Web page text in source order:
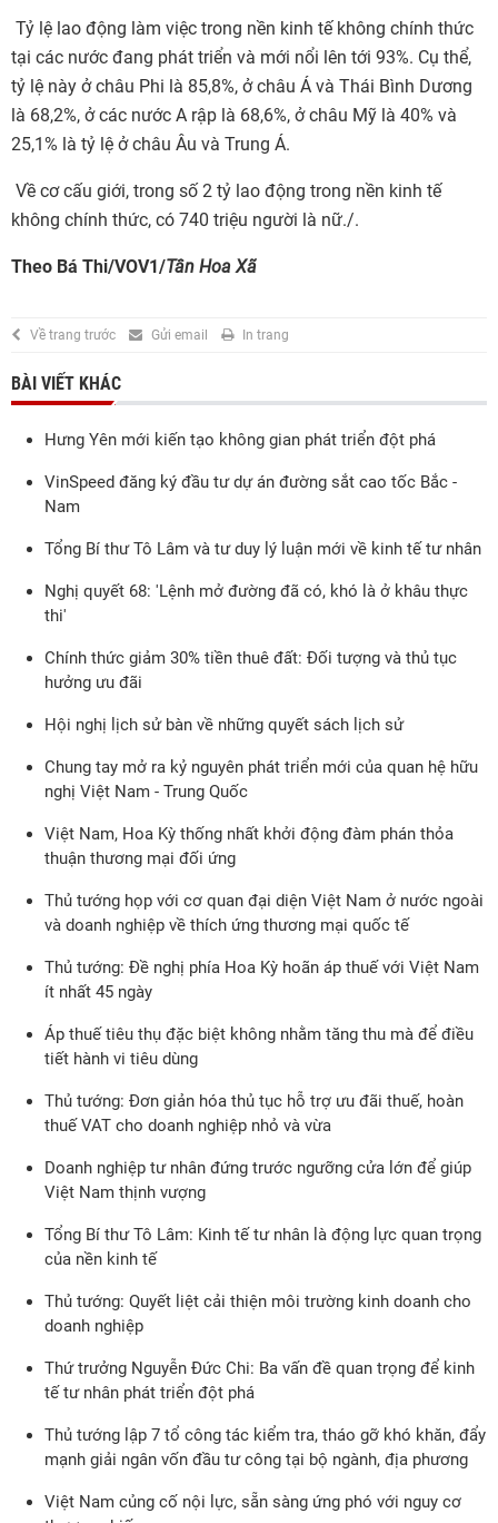
Tỷ lệ lao động làm việc trong nền kinh tế không chính thức
tại các nước đang phát triển và mới nổi lên tới 93%. Cụ thể,
tỷ lệ này ở châu Phi là 85,8%, ở châu Á và Thái Bình Dương
là 68,2%, ở các nước A rập là 68,6%, ở châu Mỹ là 40% và
25,1% là tỷ lệ ở châu Âu và Trung Á.
Về cơ cấu giới, trong số 2 tỷ lao động trong nền kinh tế
không chính thức, có 740 triệu người là nữ./.
Theo Bá Thi/VOV1/Tân Hoa Xã
Về trang trước Gửi email In trang
BÀI VIẾT KHÁC
Hưng Yên mới kiến tạo không gian phát triển đột phá
VinSpeed đăng ký đầu tư dự án đường sắt cao tốc Bắc -
Nam
Tổng Bí thư Tô Lâm và tư duy lý luận mới về kinh tế tư nhân
Nghị quyết 68: 'Lệnh mở đường đã có, khó là ở khâu thực
thi'
Chính thức giảm 30% tiền thuê đất: Đối tượng và thủ tục
hưởng ưu đãi
Hội nghị lịch sử bàn về những quyết sách lịch sử
Chung tay mở ra kỷ nguyên phát triển mới của quan hệ hữu
nghị Việt Nam - Trung Quốc
Việt Nam, Hoa Kỳ thống nhất khởi động đàm phán thỏa
thuận thương mại đối ứng
Thủ tướng họp với cơ quan đại diện Việt Nam ở nước ngoài
và doanh nghiệp về thích ứng thương mại quốc tế
Thủ tướng: Đề nghị phía Hoa Kỳ hoãn áp thuế với Việt Nam
ít nhất 45 ngày
Áp thuế tiêu thụ đặc biệt không nhằm tăng thu mà để điều
tiết hành vi tiêu dùng
Thủ tướng: Đơn giản hóa thủ tục hỗ trợ ưu đãi thuế, hoàn
thuế VAT cho doanh nghiệp nhỏ và vừa
Doanh nghiệp tư nhân đứng trước ngưỡng cửa lớn để giúp
Việt Nam thịnh vượng
Tổng Bí thư Tô Lâm: Kinh tế tư nhân là động lực quan trọng
của nền kinh tế
Thủ tướng: Quyết liệt cải thiện môi trường kinh doanh cho
doanh nghiệp
Thứ trưởng Nguyễn Đức Chi: Ba vấn đề quan trọng để kinh
tế tư nhân phát triển đột phá
Thủ tướng lập 7 tổ công tác kiểm tra, tháo gỡ khó khăn, đẩy
mạnh giải ngân vốn đầu tư công tại bộ ngành, địa phương
Việt Nam củng cố nội lực, sẵn sàng ứng phó với nguy cơ